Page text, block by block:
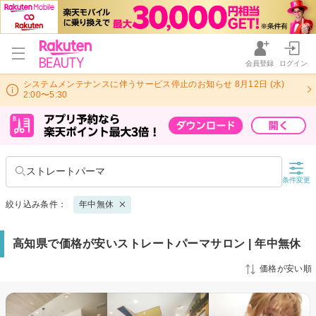
会員登録 ログイン
システムメンテナンスに伴うサービス停止のお知らせ 8月12日 (水)
2:00〜5:30
ストレートパーマ
条件変更
絞り込み条件： 年中無休
高知県で価格が安いストレートパーマサロン | 年中無休
価格が安い順